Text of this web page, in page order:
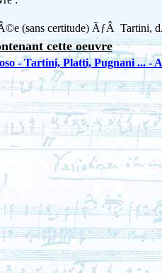
(sans certitude) ÃƒÂ Tartini,
cette oeuvre
- Tartini, Platti, Pugnani ... -